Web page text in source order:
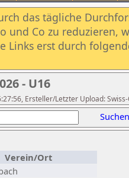
das tägliche
und Co zu reduzieren,
Links erst durch
- U16
Ersteller/Letzter Upload:
Suchen
Verein/Ort